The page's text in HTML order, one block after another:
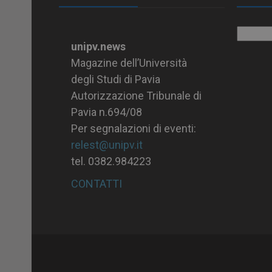
unipv.news
Magazine dell’Università
degli Studi di Pavia
Autorizzazione Tribunale di
Pavia n.694/08
Per segnalazioni di eventi:
relest@unipv.it
tel. 0382.984223
CONTATTI